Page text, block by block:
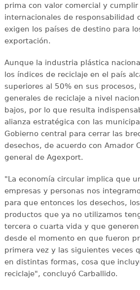
prima con valor comercial y
internacionales de responsabilidad
exigen los países de destino para
exportación.
Aunque la industria plástica
los índices de reciclaje en el país
superiores al 50% en sus procesos,
generales de reciclaje a nivel
bajos, por lo que resulta
alianza estratégica con las
Gobierno central para cerrar las
desechos, de acuerdo con Amador
general de Agexport.
"La economía circular implica que
empresas y personas nos
para que entonces los desechos,
productos que ya no utilizamos
tercera o cuarta vida y que
desde el momento en que fueron
primera vez y las siguientes veces
en distintas formas, cosa que
reciclaje", concluyó Carballido.